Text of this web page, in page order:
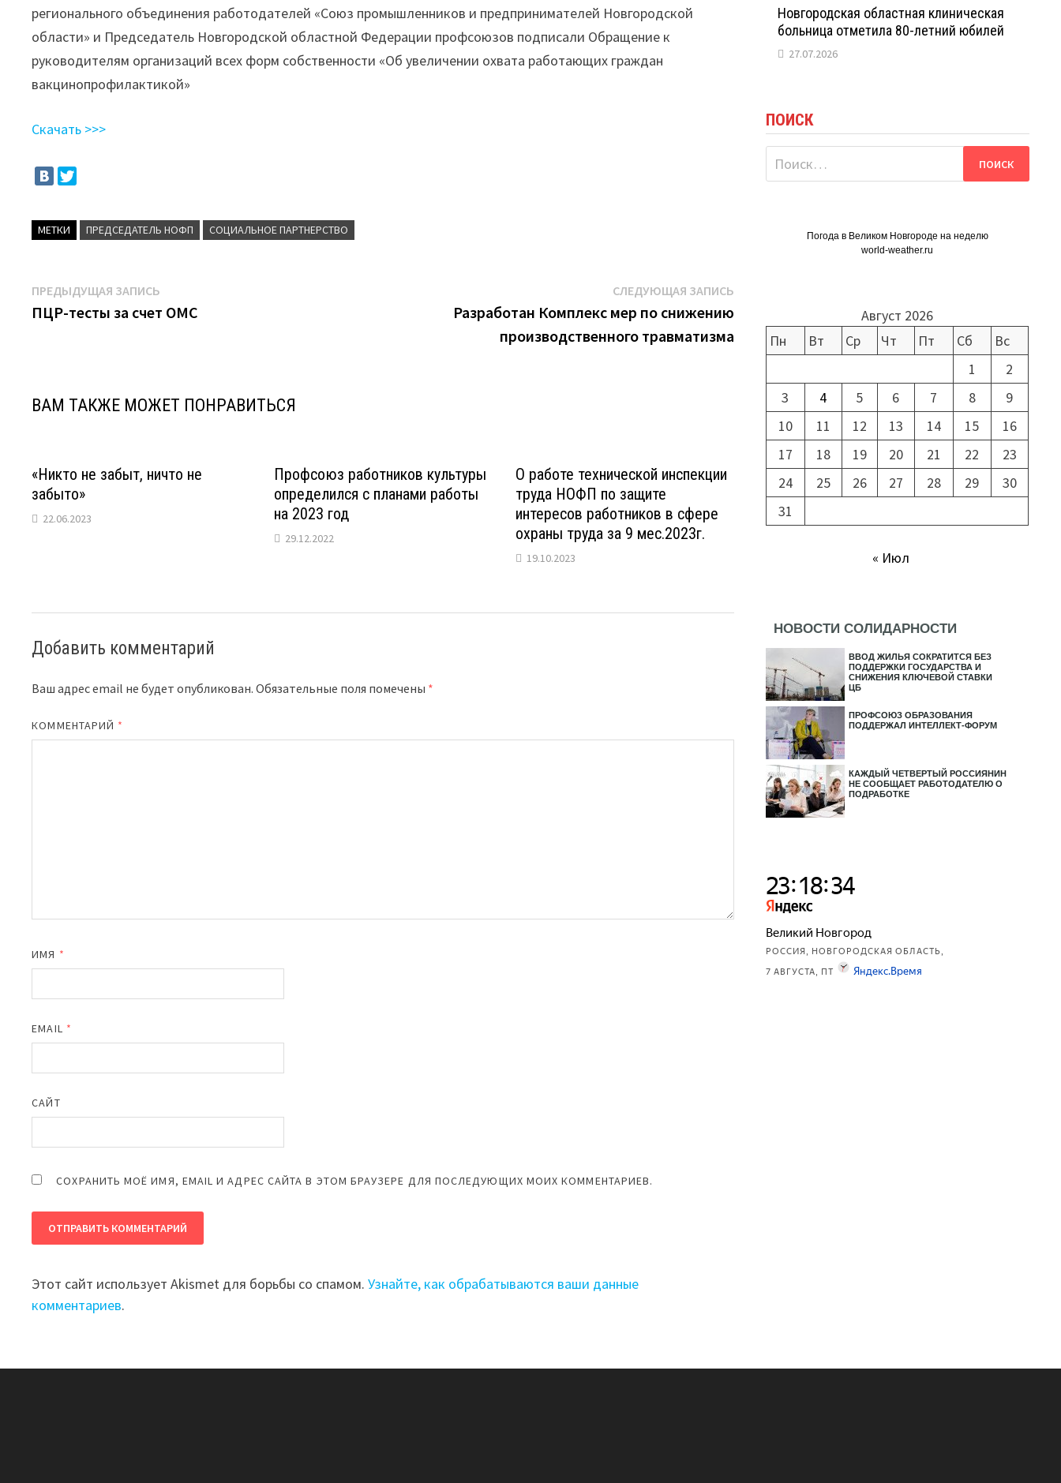
регионального объединения работодателей «Союз промышленников и предпринимателей Новгородской
области» и Председатель Новгородской областной Федерации профсоюзов подписали Обращение к
руководителям организаций всех форм собственности «Об увеличении охвата работающих граждан
вакцинопрофилактикой»
Скачать >>>
МЕТКИ ПРЕДСЕДАТЕЛЬ НОФП СОЦИАЛЬНОЕ ПАРТНЕРСТВО
Навигация
по
ПРЕДЫДУЩАЯ ЗАПИСЬ
запись:
ПЦР-тесты за счет ОМС
СЛЕДУЮЩАЯ ЗАПИСЬСледующая
запись:
Разработан Комплекс мер по снижению
производственного травматизма
ВАМ ТАКЖЕ МОЖЕТ ПОНРАВИТЬСЯ
«Никто не забыт, ничто не
забыто»
22.06.2023
Профсоюз работников культуры
определился с планами работы
на 2023 год
29.12.2022
О работе технической инспекции
труда НОФП по защите
интересов работников в сфере
охраны труда за 9 мес.2023г.
19.10.2023
Добавить комментарий
Ваш адрес email не будет опубликован. Обязательные поля помечены *
КОММЕНТАРИЙ *
ИМЯ *
EMAIL *
САЙТ
СОХРАНИТЬ МОЁ ИМЯ, EMAIL И АДРЕС САЙТА В ЭТОМ БРАУЗЕРЕ ДЛЯ ПОСЛЕДУЮЩИХ МОИХ КОММЕНТАРИЕВ.
Этот сайт использует Akismet для борьбы со спамом.Узнайте, как обрабатываются ваши данные
комментариев.
Новгородская областная клиническая
больница отметила 80-летний юбилей
27.07.2026
ПОИСК
Найти:
Погода в Великом Новгороде на неделю
world-weather.ru
Август 2026
Пн
Вт Ср Чт Пт Сб
Вс
1
2
3
4 5 6 7 8
9
10
11 12 13 14 15
16
17
18 19 20 21 22
23
24
25 26 27 28 29
30
31
« Июл
НОВОСТИ СОЛИДАРНОСТИ
ВВОД ЖИЛЬЯ СОКРАТИТСЯ БЕЗ
ПОДДЕРЖКИ ГОСУДАРСТВА И
СНИЖЕНИЯ КЛЮЧЕВОЙ СТАВКИ
ЦБ
ПРОФСОЮЗ ОБРАЗОВАНИЯ
ПОДДЕРЖАЛ ИНТЕЛЛЕКТ-ФОРУМ
КАЖДЫЙ ЧЕТВЕРТЫЙ РОССИЯНИН
НЕ СООБЩАЕТ РАБОТОДАТЕЛЮ О
ПОДРАБОТКЕ